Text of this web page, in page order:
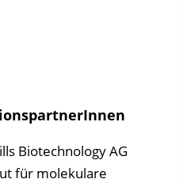
Biotechnology AG
für molekulare